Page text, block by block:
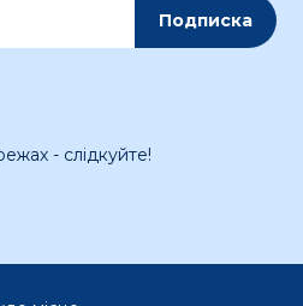
Подписка
- слідкуйте!